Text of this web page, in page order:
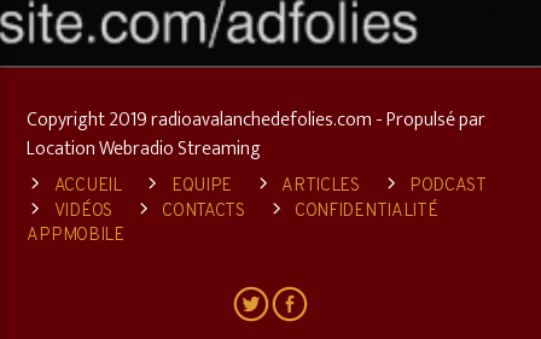
Copyright 2019 radioavalanchedefolies.com - Propulsé par
Location Webradio Streaming
ACCUEIL EQUIPE ARTICLES
PODCAST
VIDÉOS
CONTACTS
CONFIDENTIALITÉ
APPMOBILE